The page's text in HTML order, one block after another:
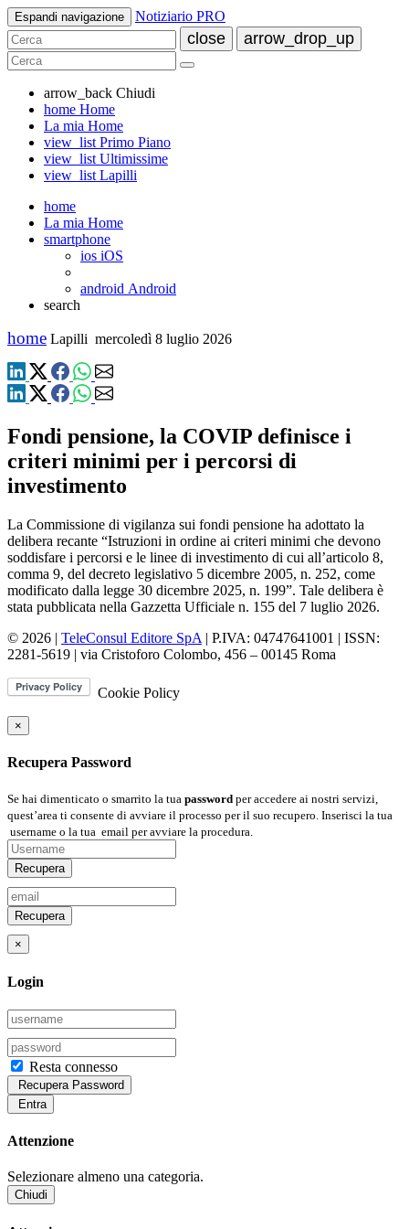
Espandi navigazione Notiziario PRO
close arrow_drop_up
arrow_back Chiudi
home Home
La mia Home
view_list Primo Piano
view_list Ultimissime
view_list Lapilli
home
La mia Home
smartphone
ios iOS
android Android
search
home Lapilli mercoledì 8 luglio 2026
Fondi pensione, la COVIP definisce i
criteri minimi per i percorsi di
investimento
La Commissione di vigilanza sui fondi pensione ha adottato la
delibera recante “Istruzioni in ordine ai criteri minimi che devono
soddisfare i percorsi e le linee di investimento di cui all’articolo 8,
comma 9, del decreto legislativo 5 dicembre 2005, n. 252, come
modificato dalla legge 30 dicembre 2025, n. 199”. Tale delibera è
stata pubblicata nella Gazzetta Ufficiale n. 155 del 7 luglio 2026.
© 2026 | TeleConsul Editore SpA | P.IVA: 04747641001 | ISSN:
2281-5619 | via Cristoforo Colombo, 456 – 00145 Roma
Cookie Policy
×
Recupera Password
Se hai dimenticato o smarrito la tua password per accedere ai nostri servizi,
quest’area ti consente di avviare il processo per il suo recupero. Inserisci la tua
username o la tua email per avviare la procedura.
Recupera
Recupera
×
Login
Resta connesso
Recupera Password
Entra
Attenzione
Selezionare almeno una categoria.
Chiudi